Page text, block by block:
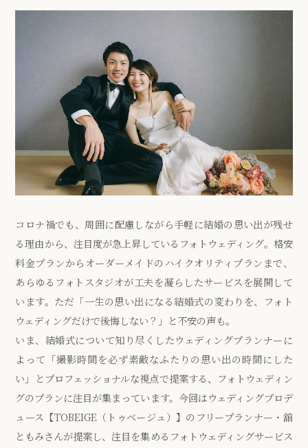
コロナ禍でも、周囲に配慮しながら手軽に結婚の思い出が残せ
る理由から、注目度が急上昇しているフォトウェディング。格安
料金プランからオーダーメイドのハイクオリティプランまで、
あらゆるフォトスタジオが工夫を凝らしたサービスを展開して
います。ただ「一生の思い出になる結婚式の変わりを、フォト
ウェディングだけで後悔しない？」と不安の声も。
いま、結婚式について知り尽くしたウェディングプランナーに
よって「撮影時間を必ず素敵なふたりの思い出の時間にした
い」とプロフェッショナルな視点で提案する、フォトウェディン
グのプランに注目が集まっています。今回はウェディングプロデ
ュース【TOBEIGE（トゥベージュ）】のフリープランナー・舘
ともみさんが提案し、注目を集めるフォトウェディングサービス